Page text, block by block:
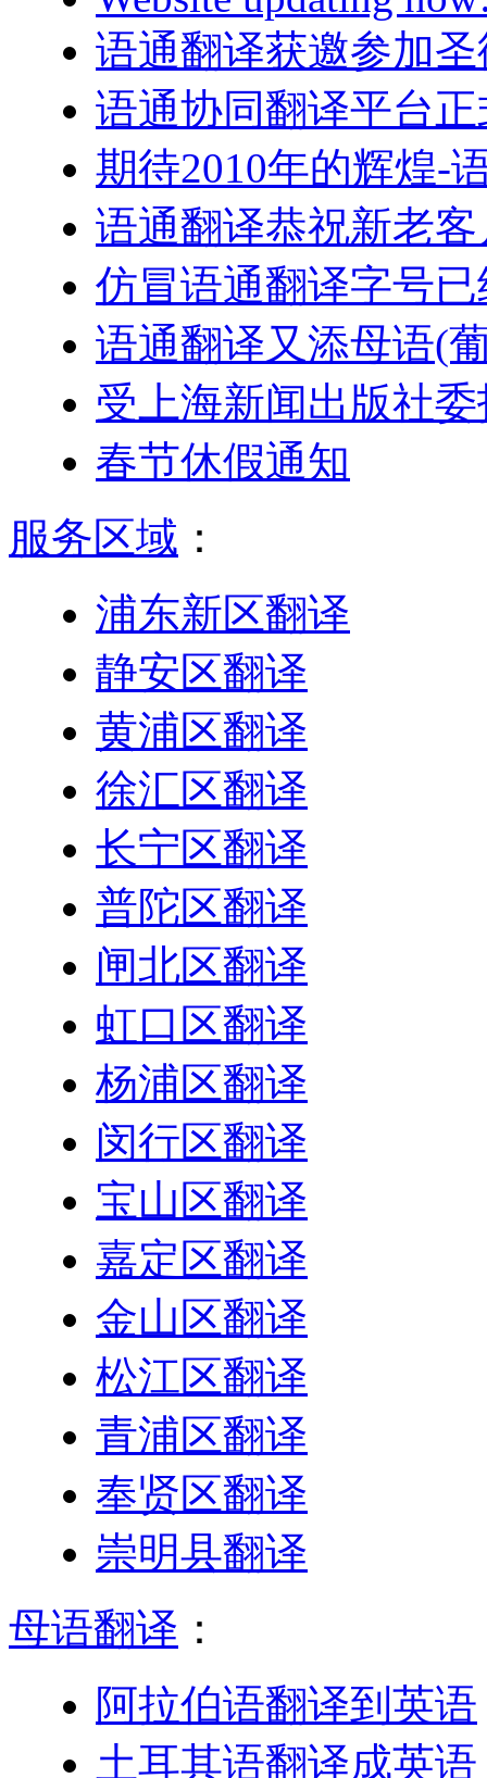
语通翻译获邀参加
语通协同翻译平台
期待2010年的辉煌-
语通翻译恭祝新老
仿冒语通翻译字号
语通翻译又添母语(
受上海新闻出版社
春节休假通知
服务区域 ：
浦东新区翻译
静安区翻译
黄浦区翻译
徐汇区翻译
长宁区翻译
普陀区翻译
闸北区翻译
虹口区翻译
杨浦区翻译
闵行区翻译
宝山区翻译
嘉定区翻译
金山区翻译
松江区翻译
青浦区翻译
奉贤区翻译
崇明县翻译
母语翻译 ：
阿拉伯语翻译到英语
土耳其语翻译成英语